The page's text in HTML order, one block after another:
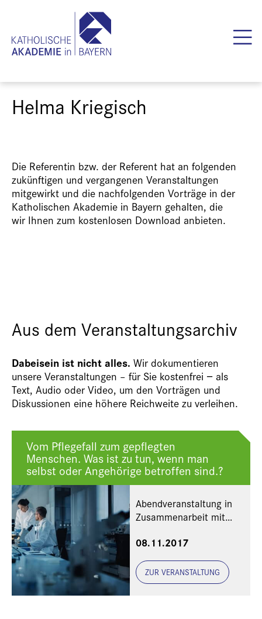
Helma Kriegisch
Die Referentin bzw. der Referent hat an folgenden
zukünftigen und vergangenen Veranstaltungen
mitgewirkt und die nachfolgenden Vorträge in der
Katholischen Akademie in Bayern gehalten, die
wir Ihnen zum kostenlosen Download anbieten.
Aus dem Veranstaltungsarchiv
Dabeisein ist nicht alles. Wir dokumentieren
unsere Veranstaltungen – für Sie kostenfrei − als
Text, Audio oder Video, um den Vorträgen und
Diskussionen eine höhere Reichweite zu verleihen.
Vom Pflegefall zum gepflegten
Menschen. Was ist zu tun, wenn man
selbst oder Angehörige betroffen sind.?
Abendveranstaltung in
Zusammenarbeit mit
Gesundheit
08.11.2017
ZUR VERANSTALTUNG